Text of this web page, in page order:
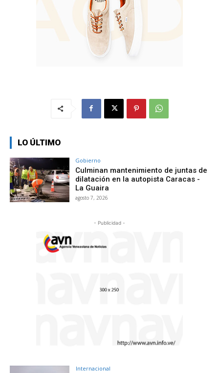
LO ÚLTIMO
Gobierno
Culminan mantenimiento de juntas de
dilatación en la autopista Caracas -
La Guaira
agosto 7, 2026
- Publicidad -
Internacional